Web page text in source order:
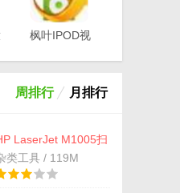
枫叶IPOD视
周排行 月排行
LaserJet M1005扫
仪驱动免费版(惠普
描仪驱动) 安装板
类工具 / 119M